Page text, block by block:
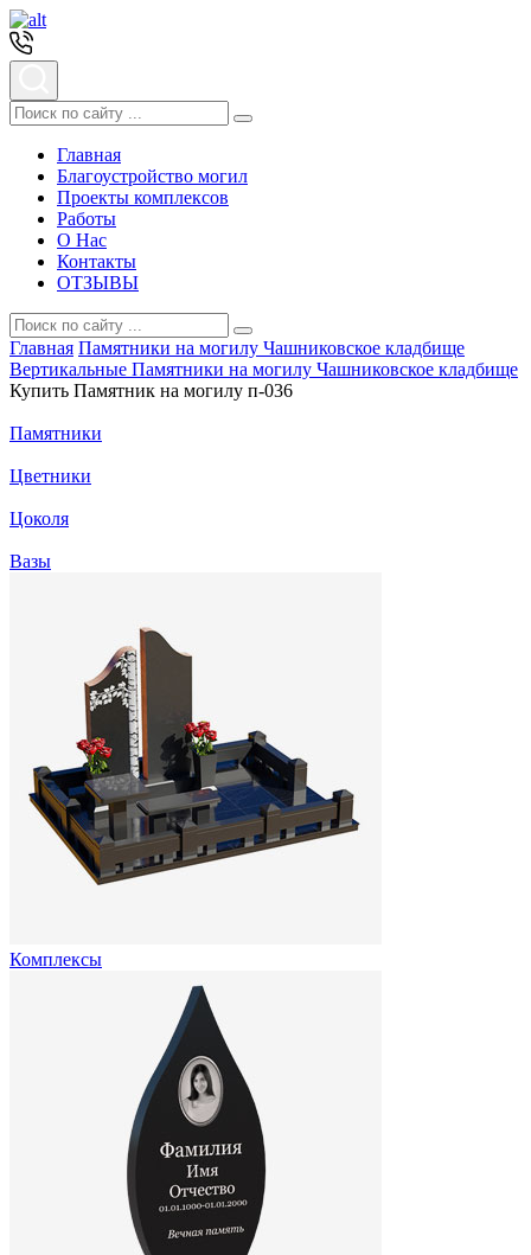
Главная
Благоустройство могил
Проекты комплексов
Работы
О Нас
Контакты
ОТЗЫВЫ
Главная Памятники на могилу Чашниковское кладбище
Вертикальные Памятники на могилу Чашниковское кладбище
Купить Памятник на могилу п-036
Памятники
Цветники
Цоколя
Вазы
Комплексы